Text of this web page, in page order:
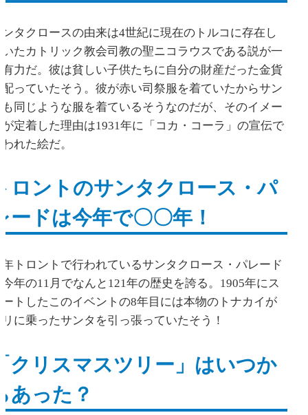
タクロースの由来は4世紀に現在のトルコに存在し
たカトリック教会司教の聖ニコラウスである説が一
力だ。彼は貧しい子供たちに自分の財産だった金貨
っていたそう。彼が赤い司祭服を着ていたからサン
同じような服を着ているそうなのだが、そのイメー
定着した理由は1931年に「コカ・コーラ」の宣伝で
れた絵だ。
ロントのサンタクロース・パ
ードは今年で〇〇年！
トロントで行われているサンタクロース・パレード
年の11月でなんと121年の歴史を誇る。1905年にス
トしたこのイベントの8年目には本物のトナカイが
に乗ったサンタを引っ張っていたそう！
クリスマスツリー」はいつか
あった？